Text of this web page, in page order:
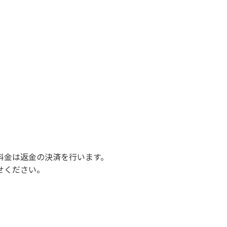
は返金の決済を行います。
ださい。